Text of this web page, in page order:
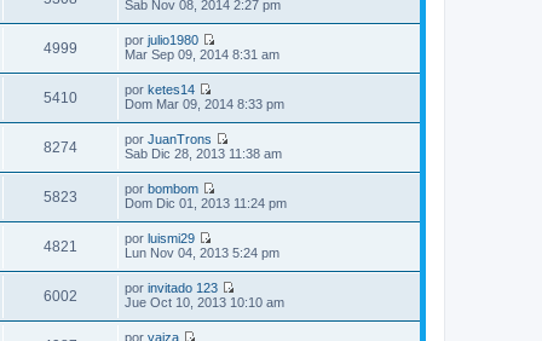
j
e
n
s
a
j
e
m
e
n
s
j
e
l
t
m
e
n
s
e
r
ú
l
t
i
m
e
n
s
a
j
e
Sab Nov 08, 2014 2:27 pm
4999 por julio1980
V
l
t
m
e
n
s
j
e
Mar Sep 09, 2014 8:31 am
5410 por ketes14
V
ú
l
t
i
m
e
n
s
a
j
e
Dom Mar 09, 2014 8:33 pm
8274 por JuanTrons
V
l
t
m
m
e
n
s
Sab Dic 28, 2013 11:38 am
5823 por bombom
V
l
t
i
m
Dom Dic 01, 2013 11:24 pm
4821 por luismi29
V
ú
l
t
Lun Nov 04, 2013 5:24 pm
6002 por invitado 123
V
Jue Oct 10, 2013 10:10 am
por yaiza